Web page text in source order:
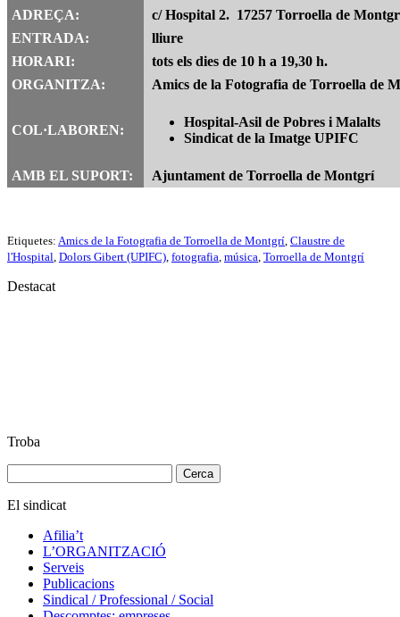
ADREÇA:
c/ Hospital 2. 17257 Torroella de
ENTRADA:
lliure
HORARI:
tots els dies de 10 h a 19,30 h.
ORGANITZA:
Amics de la Fotografia de Torroella de
COL·LABOREN:
Hospital-Asil de Pobres i Malalts
Sindicat de la Imatge UPIFC
AMB EL SUPORT: Ajuntament de Torroella de Montgrí
Etiquetes: Amics de la Fotografia de Torroella de Montgrí Claustre de
l'Hospital Dolors Gibert (UPIFC) fotografia música Torroella de Montgrí
Destacat
Troba
El sindicat
Afilia’t
L’ORGANITZACIÓ
Serveis
Publicacions
Sindical / Professional / Social